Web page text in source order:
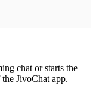
chat or starts the
JivoChat app.